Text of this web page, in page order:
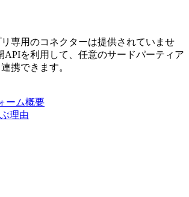
専用のコネクターは提供されていませ
APIを利用して、任意のサードパーティア
携できます。
ーム概要
理由